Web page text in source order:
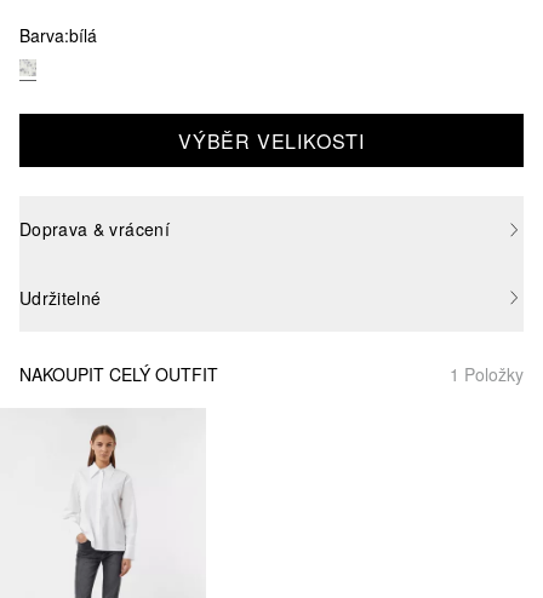
Barva:bílá
VÝBĚR VELIKOSTI
Doprava & vrácení
Udržitelné
NAKOUPIT CELÝ OUTFIT 1 Položky